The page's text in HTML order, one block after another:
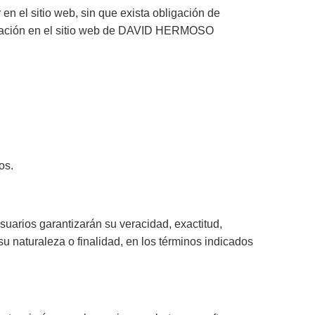
el sitio web, sin que exista obligación de
en el sitio web de DAVID HERMOSO
garantizarán su veracidad, exactitud,
naturaleza o finalidad, en los términos indicados